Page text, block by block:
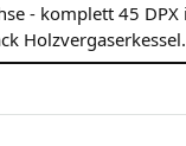
- komplett 45
Holzvergaserkessel.